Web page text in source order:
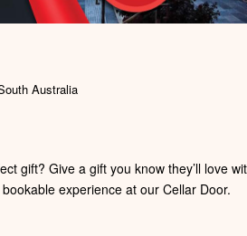
Australia
gift? Give a gift you know they’ll love
experience at our Cellar Door.